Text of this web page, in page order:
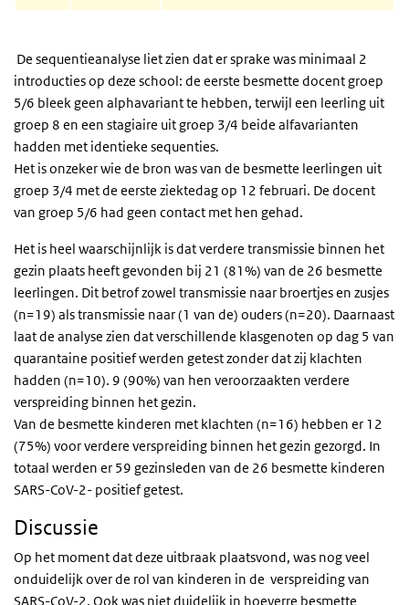
De sequentieanalyse liet zien dat er sprake was minimaal 2
introducties op deze school: de eerste besmette docent groep
5/6 bleek geen alphavariant te hebben, terwijl een leerling uit
groep 8 en een stagiaire uit groep 3/4 beide alfavarianten
hadden met identieke sequenties.
Het is onzeker wie de bron was van de besmette leerlingen uit
groep 3/4 met de eerste ziektedag op 12 februari. De docent
van groep 5/6 had geen contact met hen gehad.
Het is heel waarschijnlijk is dat verdere transmissie binnen het
gezin plaats heeft gevonden bij 21 (81%) van de 26 besmette
leerlingen. Dit betrof zowel transmissie naar broertjes en zusjes
(n=19) als transmissie naar (1 van de) ouders (n=20). Daarnaast
laat de analyse zien dat verschillende klasgenoten op dag 5 van
quarantaine positief werden getest zonder dat zij klachten
hadden (n=10). 9 (90%) van hen veroorzaakten verdere
verspreiding binnen het gezin.
Van de besmette kinderen met klachten (n=16) hebben er 12
(75%) voor verdere verspreiding binnen het gezin gezorgd. In
totaal werden er 59 gezinsleden van de 26 besmette kinderen
SARS-CoV-2- positief getest.
Discussie
Op het moment dat deze uitbraak plaatsvond, was nog veel
onduidelijk over de rol van kinderen in de verspreiding van
SARS-CoV-2. Ook was niet duidelijk in hoeverre besmette